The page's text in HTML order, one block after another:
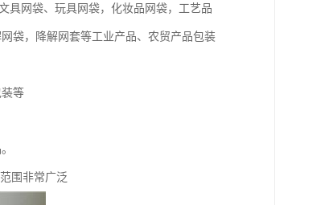
具网袋、玩具网袋，化妆品网袋，工艺品
袋，降解网套等工业产品、农贸产品包装
等
围非常广泛